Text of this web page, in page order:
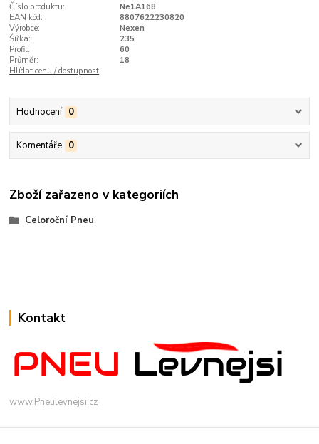
Číslo produktu:
Ne1A168
EAN kód:
8807622230820
Výrobce:
Nexen
Šířka:
235
Profil:
60
Průměr:
18
Hlídat cenu / dostupnost
Hodnocení 0
Komentáře 0
Zboží zařazeno v kategoriích
Celoroční Pneu
Kontakt
www.Pneulevnejsi.cz